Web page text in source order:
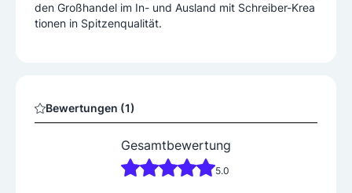
den Großhandel im In- und Ausland mit Schreiber-Krea
tionen in Spitzenqualität.
Bewertungen (1)
Gesamtbewertung
5.0